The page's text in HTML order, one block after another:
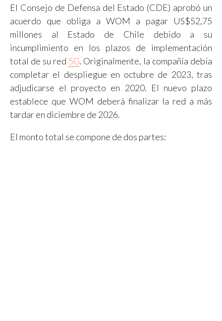
El Consejo de Defensa del Estado (CDE) aprobó un
acuerdo que obliga a WOM a pagar US$52,75
millones al Estado de Chile debido a su
incumplimiento en los plazos de implementación
total de su red 5G. Originalmente, la compañía debía
completar el despliegue en octubre de 2023, tras
adjudicarse el proyecto en 2020. El nuevo plazo
establece que WOM deberá finalizar la red a más
tardar en diciembre de 2026.
El monto total se compone de dos partes: